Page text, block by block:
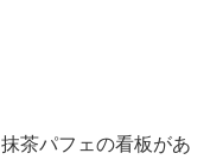
茶パフェの看板があ